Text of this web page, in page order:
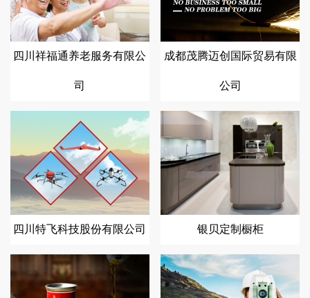
四川祥福通养老服务有限公
司
成都茂腾迈创国际贸易有限
公司
四川特飞科技股份有限公司 银贝定制橱柜